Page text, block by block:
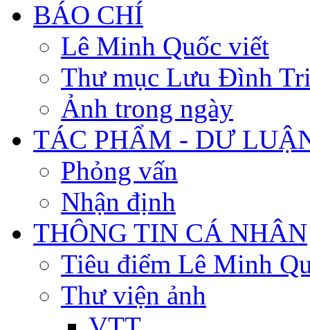
BÁO CHÍ
Lê Minh Quốc viết
Thư mục Lưu Đình
Ảnh trong ngày
TÁC PHẨM - DƯ
Phỏng vấn
Nhận định
THÔNG TIN CÁ NHÂN
Tiêu điểm Lê Minh
Thư viện ảnh